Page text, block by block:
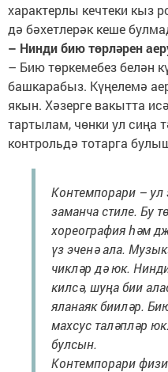
характерлы кечтеки кыз
дә бәхетлерәк кеше
– Нинди бию төрләрен
– Бию төркемебез белән
башкарабыз. Күңелемә
якын. Хәзерге вакытта
тартылам, чөнки ул сиңа
контрольдә тотарга
Контемпорари – ул
заманча стиле. Бу
хореография һәм
үз эченә ала.
чикләр дә юк.
килсә, шуңа бии
яланаяк бииләр.
махсус таләпләр
булсын.
Контемпорари